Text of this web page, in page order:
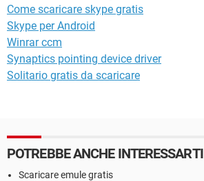
Come scaricare skype gratis
Skype per Android
Winrar ccm
Synaptics pointing device driver
Solitario gratis da scaricare
POTREBBE ANCHE INTERESSARTI
Scaricare emule gratis